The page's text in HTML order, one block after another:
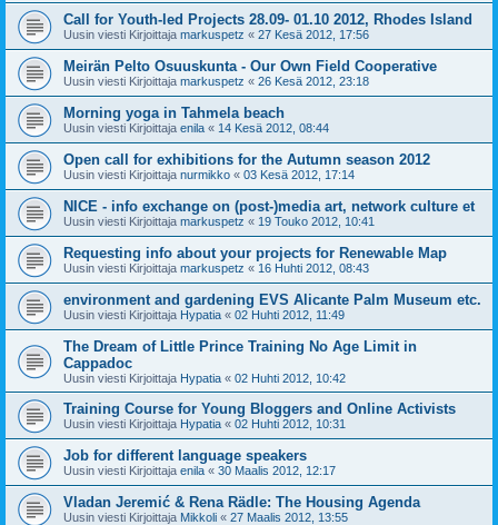
Call for Youth-led Projects 28.09- 01.10 2012, Rhodes Island
Uusin viesti Kirjoittaja markuspetz « 27 Kesä 2012, 17:56
Meirän Pelto Osuuskunta - Our Own Field Cooperative
Uusin viesti Kirjoittaja markuspetz « 26 Kesä 2012, 23:18
Morning yoga in Tahmela beach
Uusin viesti Kirjoittaja enila « 14 Kesä 2012, 08:44
Open call for exhibitions for the Autumn season 2012
Uusin viesti Kirjoittaja nurmikko « 03 Kesä 2012, 17:14
NICE - info exchange on (post-)media art, network culture et
Uusin viesti Kirjoittaja markuspetz « 19 Touko 2012, 10:41
Requesting info about your projects for Renewable Map
Uusin viesti Kirjoittaja markuspetz « 16 Huhti 2012, 08:43
environment and gardening EVS Alicante Palm Museum etc.
Uusin viesti Kirjoittaja Hypatia « 02 Huhti 2012, 11:49
The Dream of Little Prince Training No Age Limit in
Cappadoc
Uusin viesti Kirjoittaja Hypatia « 02 Huhti 2012, 10:42
Training Course for Young Bloggers and Online Activists
Uusin viesti Kirjoittaja Hypatia « 02 Huhti 2012, 10:31
Job for different language speakers
Uusin viesti Kirjoittaja enila « 30 Maalis 2012, 12:17
Vladan Jeremić & Rena Rädle: The Housing Agenda
Uusin viesti Kirjoittaja Mikkoli « 27 Maalis 2012, 13:55